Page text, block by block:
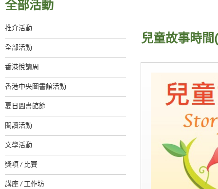
全部活動
推介活動
全部活動
香港悅讀周
香港中央圖書館活動
夏日圖書館節
閱讀活動
文學活動
獎項 / 比賽
講座 / 工作坊
兒童故事時間